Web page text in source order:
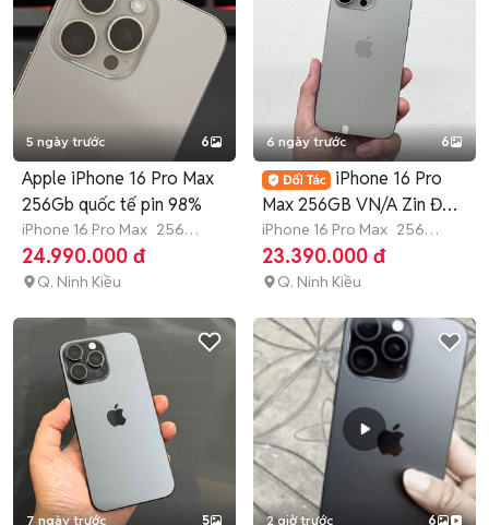
5 ngày trước 6
Apple iPhone 16 Pro Max
256Gb quốc tế pin 98%
iPhone 16 Pro Max 256
GB 4-6 tháng
24.990.000 đ
Q. Ninh Kiều
6 ngày trước 6
iPhone 16 Pro
Max 256GB VN/A Zin Đẹp
98% Pin 90%
iPhone 16 Pro Max 256
GB 3 tháng
23.390.000 đ
Q. Ninh Kiều
7 ngày trước 5 2 giờ trước 6